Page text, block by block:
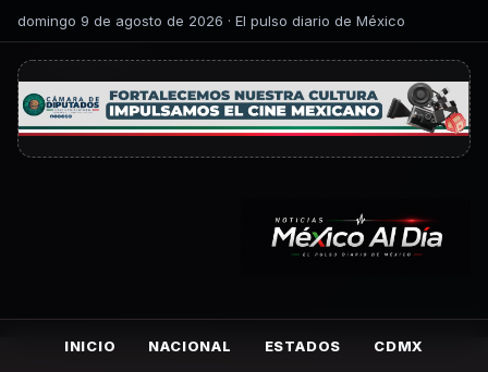
domingo 9 de agosto de 2026 · El pulso diario de México
INICIO NACIONAL ESTADOS CDMX